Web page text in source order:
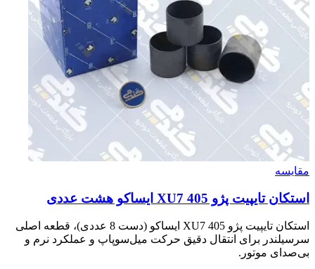
مقایسه
استکان تایپیت پژو 405 XU7 ایساکو هشت عددی
استکان تایپیت پژو 405 XU7 ایساکو (دست 8 عددی)، قطعه اصلی
سرسیلندر برای انتقال دقیق حرکت میل‌سوپاپ و عملکرد نرم و
بی‌صدای موتور.